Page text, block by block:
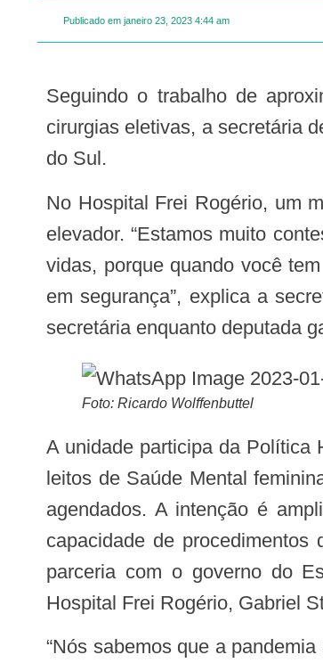
Publicado em janeiro 23, 2023 4:44 am
Seguindo o trabalho de aproximação com as unidades hospitalares no intuito de acelerar e reduzir as filas de espera por
cirurgias eletivas, a secretária
do Sul.
No Hospital Frei Rogério, um momento muito aguardado, foram inaugurados 8 leitos de enfermaria cirúrgica além de um novo
elevador. “Estamos muito
vidas, porque quando você
em segurança”, explica a
secretária enquanto deputada
Foto: Ricardo Wolffenbuttel
A unidade participa da Política Hospitalar Catarinense com porte 1, recebendo o teto de R$50 mil. No último mês inaugurou 10
leitos de Saúde Mental
agendados. A intenção é
capacidade de
parceria com o governo do
Hospital Frei Rogério, Gabriel
“Nós sabemos que a pandemia aumentou as filas e nosso trabalho tem que ser redobrado. O governador me deu esta tarefa de